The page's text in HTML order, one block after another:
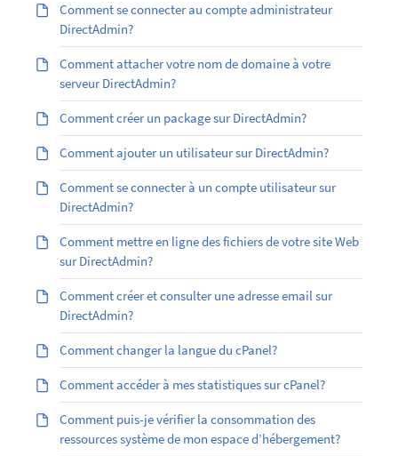
Comment se connecter au compte administrateur
DirectAdmin?
Comment attacher votre nom de domaine à votre
serveur DirectAdmin?
Comment créer un package sur DirectAdmin?
Comment ajouter un utilisateur sur DirectAdmin?
Comment se connecter à un compte utilisateur sur
DirectAdmin?
Comment mettre en ligne des fichiers de votre site Web
sur DirectAdmin?
Comment créer et consulter une adresse email sur
DirectAdmin?
Comment changer la langue du cPanel?
Comment accéder à mes statistiques sur cPanel?
Comment puis-je vérifier la consommation des
ressources système de mon espace d’hébergement?